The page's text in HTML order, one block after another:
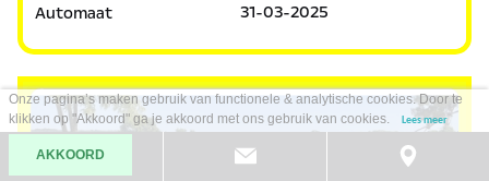
Automaat
31-03-2025
Onze pagina’s maken gebruik van functionele & analytische cookies. Door te
klikken op "Akkoord" ga je akkoord met ons gebruik van cookies.
Lees meer
AKKOORD